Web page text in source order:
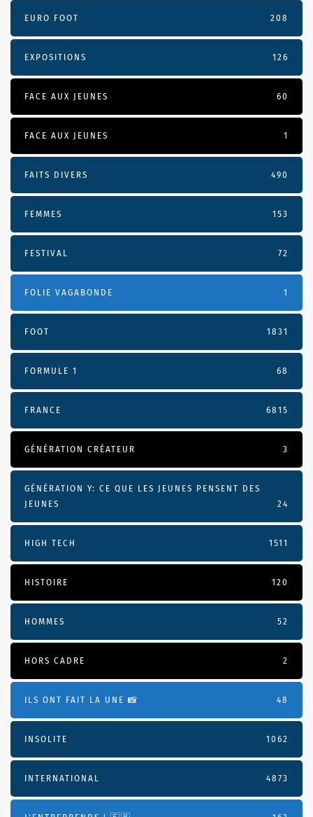
EURO FOOT 208
EXPOSITIONS 126
FACE AUX JEUNES 60
FACE AUX JEUNES 1
FAITS DIVERS 490
FEMMES 153
FESTIVAL 72
FOLIE VAGABONDE 1
FOOT 1831
FORMULE 1 68
FRANCE 6815
GÉNÉRATION CRÉATEUR 3
GÉNÉRATION Y: CE QUE LES JEUNES PENSENT DES
JEUNES
24
HIGH TECH 1511
HISTOIRE 120
HOMMES 52
HORS CADRE 2
ILS ONT FAIT LA UNE 📸 48
INSOLITE 1062
INTERNATIONAL 4873